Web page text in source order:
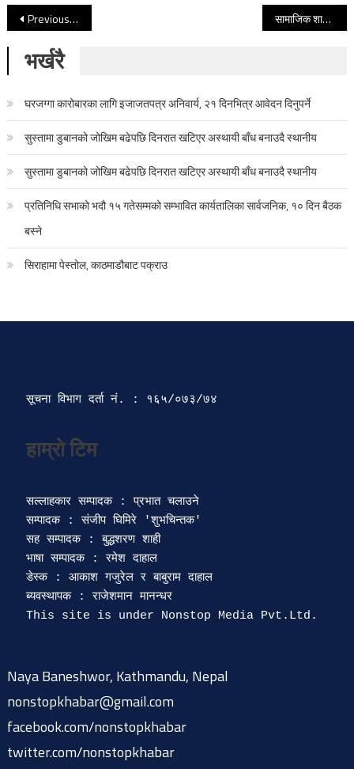
Post navigation
Previous Post सामाजिक शान्ति र सदभावका लागि मिडियाको भूमिकामाथि छलफल
भर्खरै
घरजग्गा कारोबारका लागि इजाजतपत्र अनिवार्य, २१ दिनभित्र आवेदन दिनुपर्ने
सुस्तामा डुबानको जोखिम बढेपछि दिनरात खटिएर अस्थायी बाँध बनाउदै स्थानीय
सुस्तामा डुबानको जोखिम बढेपछि दिनरात खटिएर अस्थायी बाँध बनाउदै स्थानीय
प्रतिनिधि सभाको भदौ १५ गतेसम्मको सम्भावित कार्यतालिका सार्वजनिक, १० दिन बैठक
बस्ने
सिराहामा पेस्तोल, काठमाडौबाट पक्राउ
सूचना विभाग दर्ता‍ नं. : १६५/०७३/७४
हाम्रो टिम
सल्लाहकार सम्पादक : प्रभात चलाउने
सम्पादक : संजीप घिमिरे 'शुभचिन्तक'
सह सम्पादक : बुद्धशरण शाही
भाषा सम्पादक : रमेश दाहाल
डेस्क : आकाश गजुरेल र बाबुराम दाहाल
ब्यवस्थापक : राजेशमान मानन्धर
Naya Baneshwor, Kathmandu, Nepal
nonstopkhabar@gmail.com
facebook.com/nonstopkhabar
twitter.com/nonstopkhabar